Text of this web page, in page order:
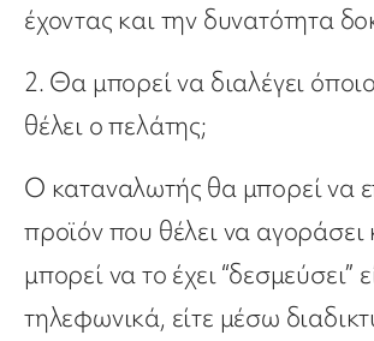
έχοντας και την δυνατότητα
2. Θα μπορεί να διαλέγει
θέλει ο πελάτης;
Ο καταναλωτής θα μπορεί να
προϊόν που θέλει να αγοράσει
μπορεί να το έχει “δεσμεύσει”
τηλεφωνικά, είτε μέσω